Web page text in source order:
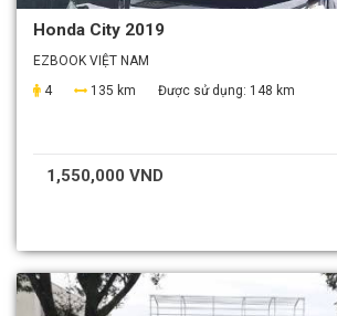
Honda City 2019
EZBOOK VIỆT NAM
4
135 km Được sử dụng: 148 km
1,550,000 VND